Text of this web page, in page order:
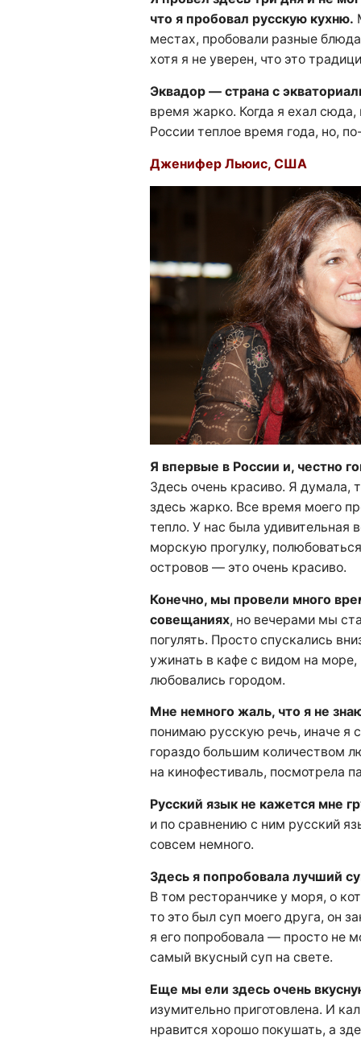
что я пробовал русскую кухню.
местах, пробовали разные
хотя я не уверен, что это
Эквадор — страна с
время жарко. Когда я ехал сюда,
России теплое время года, но,
Дженифер Льюис, США
Я впервые в России и, честно
Здесь очень красиво. Я думала,
здесь жарко. Все время моего
тепло. У нас была удивительная
морскую прогулку,
островов — это очень красиво.
Конечно, мы провели много
совещаниях, но вечерами мы
погулять. Просто спускались
ужинать в кафе с видом на
любовались городом.
Мне немного жаль, что я не
понимаю русскую речь, иначе я
гораздо большим количеством
на кинофестиваль, посмотрела
Русский язык не кажется мне
и по сравнению с ним русский
совсем немного.
Здесь я попробовала лучший
В том ресторанчике у моря, о
то это был суп моего друга, он
я его попробовала — просто не
самый вкусный суп на свете.
Еще мы ели здесь очень
изумительно приготовлена. И
нравится хорошо покушать, а